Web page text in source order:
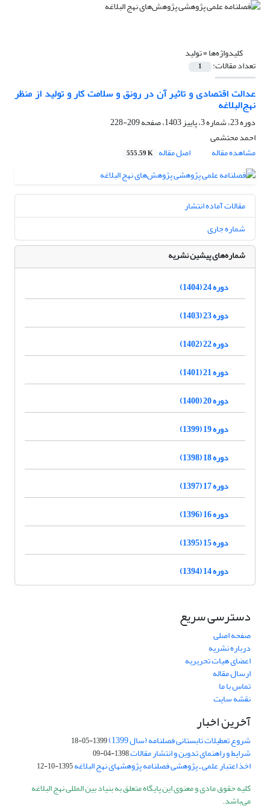
کلیدواژه‌ها =تولید
تعداد مقالات: 1
عدالت اقتصادی و تاثیر آن در رونق و سلامت کار و تولید از منظر
نهج‌البلاغه
دوره 23، شماره 3، پاییز 1403، صفحه
209-228
احمد محتشمی
مشاهده مقاله
اصل مقاله 555.59 K
مقالات آماده انتشار
شماره جاری
شماره‌های پیشین نشریه
دوره 24 (1404)
دوره 23 (1403)
دوره 22 (1402)
دوره 21 (1401)
دوره 20 (1400)
دوره 19 (1399)
دوره 18 (1398)
دوره 17 (1397)
دوره 16 (1396)
دوره 15 (1395)
دوره 14 (1394)
دسترسی سریع
صفحه اصلی
درباره نشریه
اعضای هیات تحریریه
ارسال مقاله
تماس با ما
نقشه سایت
آخرین اخبار
شروع تعطیلات تابستانی فصلنامه (سال 1399) 1399-05-18
شرایط و راهنمای تدوین و انتشار مقالات1398-04-09
اخذ اعتبار علمی ـ پژوهشی فصلنامه پژوهشهای نهج البلاغه1395-10-12
کلیه حقوق مادی و معنوی این پایگاه متعلق به بنیاد بین المللی نهج البلاغه
می‌باشد.